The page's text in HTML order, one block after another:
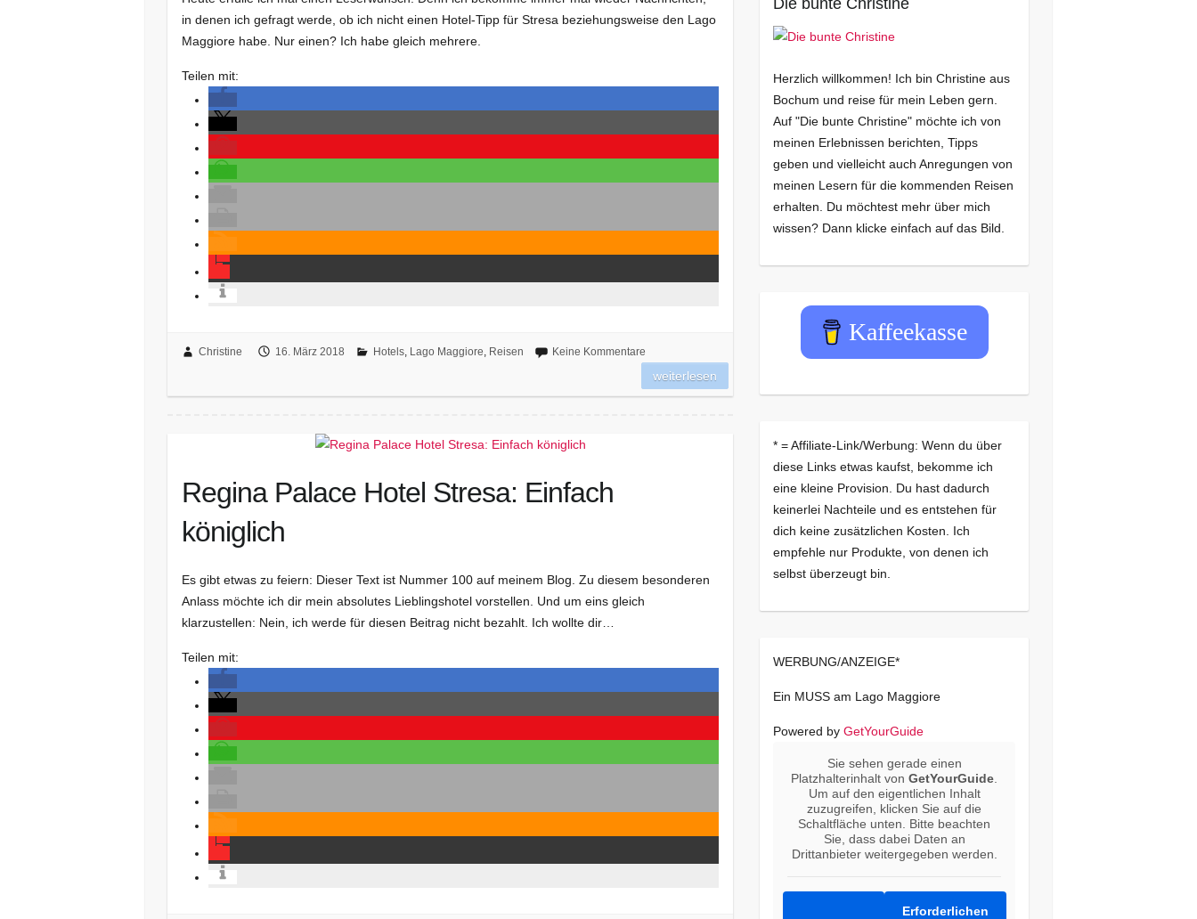
in denen ich gefragt werde, ob ich nicht einen Hotel-Tipp für Stresa beziehungsweise den Lago
Maggiore habe. Nur einen? Ich habe gleich mehrere.
Teilen mit:
Christine 16. März 2018 Hotels, Lago Maggiore, Reisen Keine Kommentare
weiterlesen
Regina Palace Hotel Stresa: Einfach
königlich
Es gibt etwas zu feiern: Dieser Text ist Nummer 100 auf meinem Blog. Zu diesem besonderen
Anlass möchte ich dir mein absolutes Lieblingshotel vorstellen. Und um eins gleich
klarzustellen: Nein, ich werde für diesen Beitrag nicht bezahlt. Ich wollte dir…
Teilen mit:
Die bunte Christine
Herzlich willkommen! Ich bin Christine aus
Bochum und reise für mein Leben gern.
Auf "Die bunte Christine" möchte ich von
meinen Erlebnissen berichten, Tipps
geben und vielleicht auch Anregungen von
meinen Lesern für die kommenden Reisen
erhalten. Du möchtest mehr über mich
wissen? Dann klicke einfach auf das Bild.
Kaffeekasse
* = Affiliate-Link/Werbung: Wenn du über
diese Links etwas kaufst, bekomme ich
eine kleine Provision. Du hast dadurch
keinerlei Nachteile und es entstehen für
dich keine zusätzlichen Kosten. Ich
empfehle nur Produkte, von denen ich
selbst überzeugt bin.
WERBUNG/ANZEIGE*
Ein MUSS am Lago Maggiore
Powered by GetYourGuide
Sie sehen gerade einen
Platzhalterinhalt vonGetYourGuide
Um auf den eigentlichen Inhalt
zuzugreifen, klicken Sie auf die
Schaltfläche unten. Bitte beachten
Sie, dass dabei Daten an
Drittanbieter weitergegeben werden.
Erforderlichen